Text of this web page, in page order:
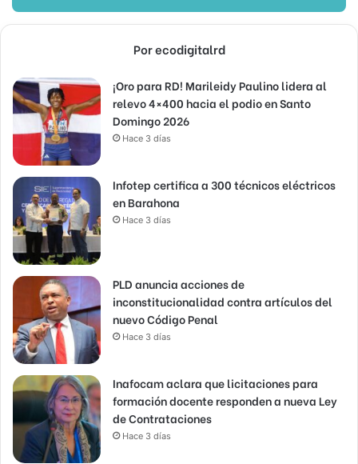
Por ecodigitalrd
¡Oro para RD! Marileidy Paulino lidera al
relevo 4×400 hacia el podio en Santo
Domingo 2026
Hace 3 días
Infotep certifica a 300 técnicos eléctricos
en Barahona
Hace 3 días
PLD anuncia acciones de
inconstitucionalidad contra artículos del
nuevo Código Penal
Hace 3 días
Inafocam aclara que licitaciones para
formación docente responden a nueva Ley
de Contrataciones
Hace 3 días